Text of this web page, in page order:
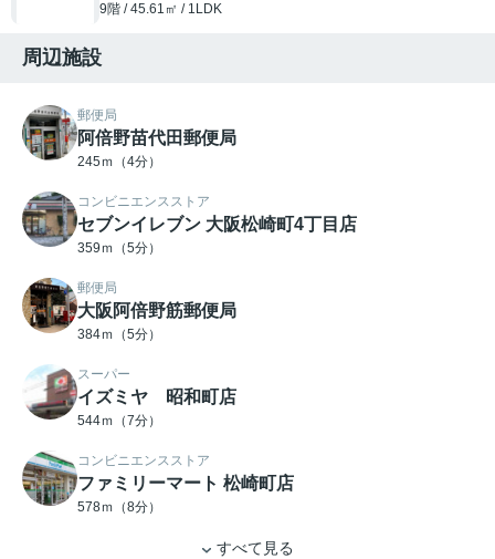
9階 / 45.61㎡ / 1LDK
周辺施設
郵便局
阿倍野苗代田郵便局
245ｍ（4分）
コンビニエンスストア
セブンイレブン 大阪松崎町4丁目店
359ｍ（5分）
郵便局
大阪阿倍野筋郵便局
384ｍ（5分）
スーパー
イズミヤ 昭和町店
544ｍ（7分）
コンビニエンスストア
ファミリーマート 松崎町店
578ｍ（8分）
すべて見る